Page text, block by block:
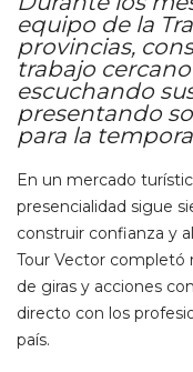
equipo de la
provincias,
trabajo
escuchando
presentando
para la
En un mercado
presencialidad sigue
construir confianza y
Tour Vector
de giras y acciones
directo con los
país.